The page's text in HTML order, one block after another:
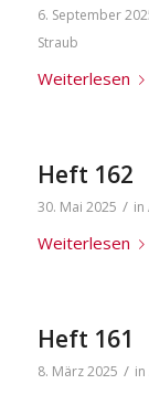
6. September
Straub
Weiterlesen
Heft 162
30. Mai 2025 / in
Weiterlesen
Heft 161
8. März 2025 / in